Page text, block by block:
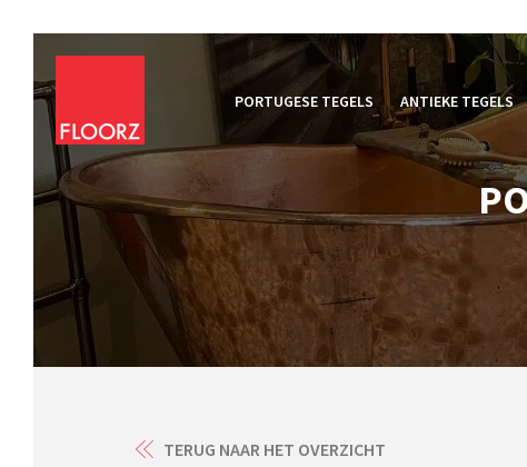
PORTUGESE TEGELS ANTIEKE TEGELS
TERUG NAAR HET OVERZICHT